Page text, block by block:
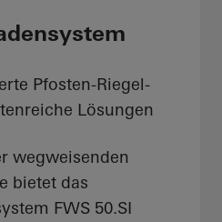
Pfosten-Riegel-
Lösungen
wegweisenden
bietet das
FWS 50.SI